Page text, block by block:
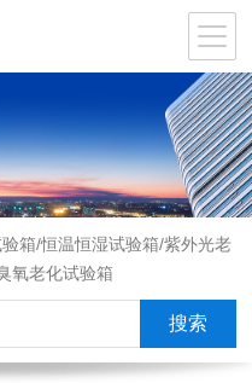
箱/恒温恒湿试验箱/紫外光老
氧老化试验箱